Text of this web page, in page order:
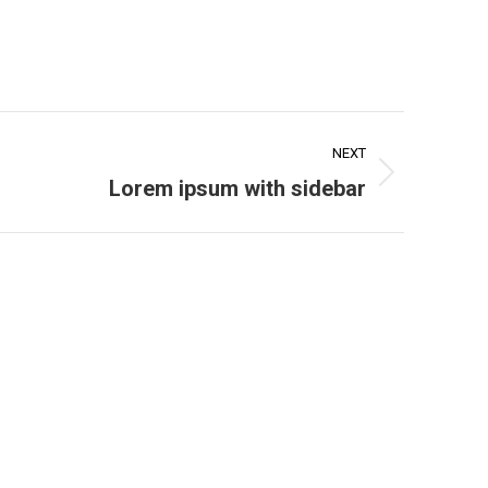
NEXT
Lorem ipsum with sidebar